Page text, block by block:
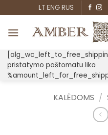
to
content
LT ENG RUS
pristatymo paštomatu liko
KALĖDOMS /